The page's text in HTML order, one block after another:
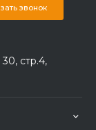
звонок
стр.4,